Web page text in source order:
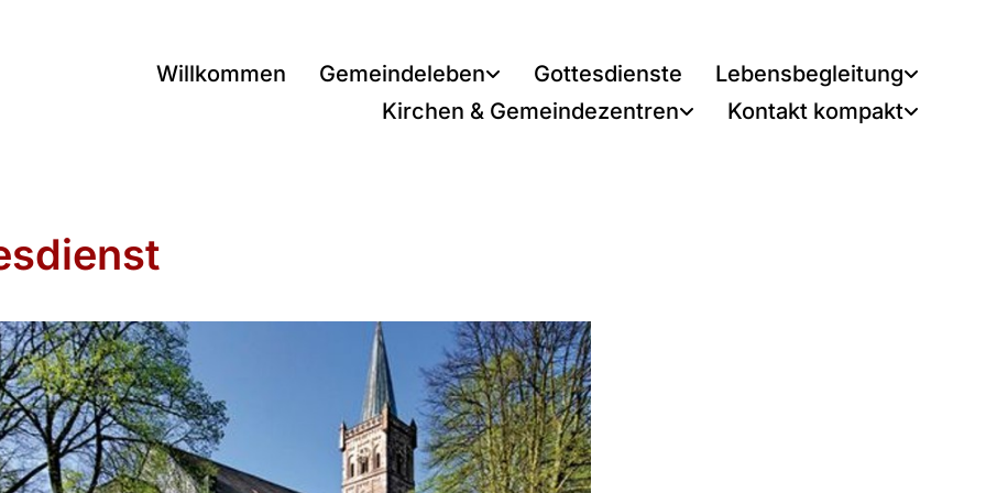
Willkommen Gemeindeleben Gottesdienste
Lebensbegleitung
Kirchen & Gemeindezentren
Kontakt kompakt